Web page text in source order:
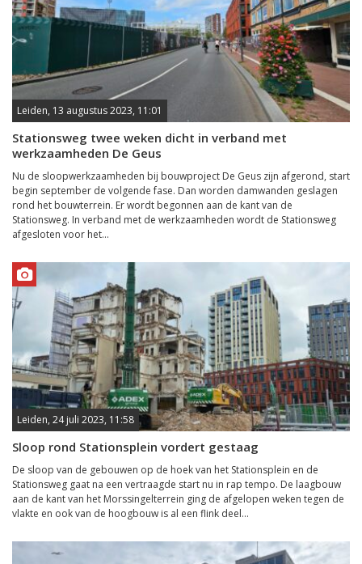
Leiden, 13 augustus 2023, 11:01
Stationsweg twee weken dicht in verband met
werkzaamheden De Geus
Nu de sloopwerkzaamheden bij bouwproject De Geus zijn afgerond, start
begin september de volgende fase. Dan worden damwanden geslagen
rond het bouwterrein. Er wordt begonnen aan de kant van de
Stationsweg. In verband met de werkzaamheden wordt de Stationsweg
afgesloten voor het...
Leiden, 24 juli 2023, 11:58
Sloop rond Stationsplein vordert gestaag
De sloop van de gebouwen op de hoek van het Stationsplein en de
Stationsweg gaat na een vertraagde start nu in rap tempo. De laagbouw
aan de kant van het Morssingelterrein ging de afgelopen weken tegen de
vlakte en ook van de hoogbouw is al een flink deel...